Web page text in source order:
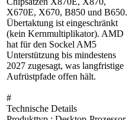
X670E, X670, B850 und B650.
Übertaktung ist eingeschränkt
(kein Kernmultiplikator). AMD
hat für den Sockel AM5
Unterstützung bis mindestens
2027 zugesagt, was langfristige
Aufrüstpfade offen hält.
#
Technische Details